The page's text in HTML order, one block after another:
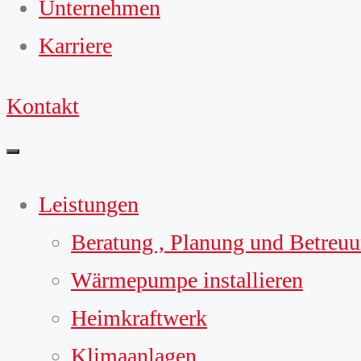
Unternehmen
Karriere
Kontakt
Leistungen
Beratung , Planung und
Wärmepumpe installieren
Heimkraftwerk
Klimaanlagen